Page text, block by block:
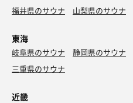
福井県のサウナ
山梨県のサウナ
東海
岐阜県のサウナ 静岡県のサウナ
三重県のサウナ
近畿